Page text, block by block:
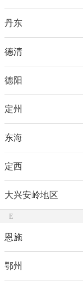
丹东
德清
德阳
定州
东海
定西
大兴安岭地区
E
恩施
鄂州